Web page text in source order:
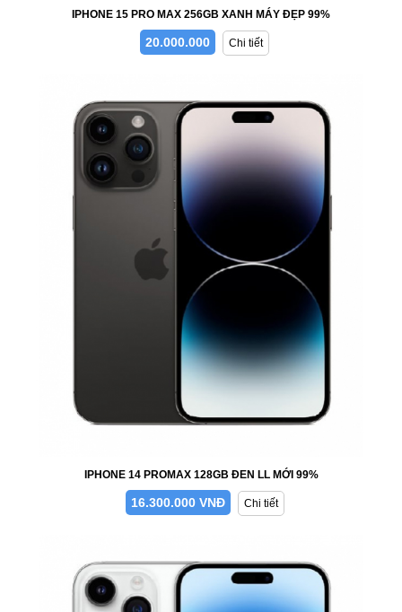
IPHONE 15 PRO MAX 256GB XANH MÁY ĐẸP 99%
20.000.000 Chi tiết
IPHONE 14 PROMAX 128GB ĐEN LL MỚI 99%
16.300.000 VNĐ Chi tiết